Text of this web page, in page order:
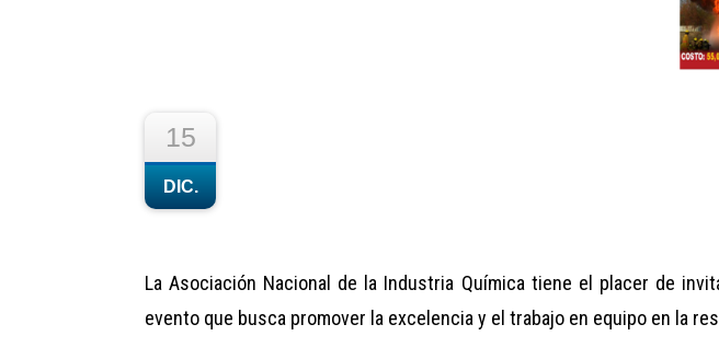
15
DIC.
La Asociación Nacional de la Industria Química tiene el placer de
evento que busca promover la excelencia y el trabajo en equipo en la